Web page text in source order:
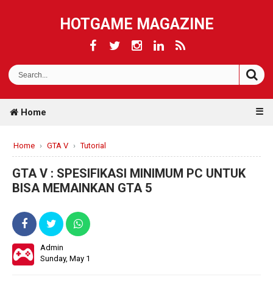
HOTGAME MAGAZINE
Home ☰
Home › GTA V › Tutorial
GTA V : SPESIFIKASI MINIMUM PC UNTUK
BISA MEMAINKAN GTA 5
Admin
Sunday, May 1